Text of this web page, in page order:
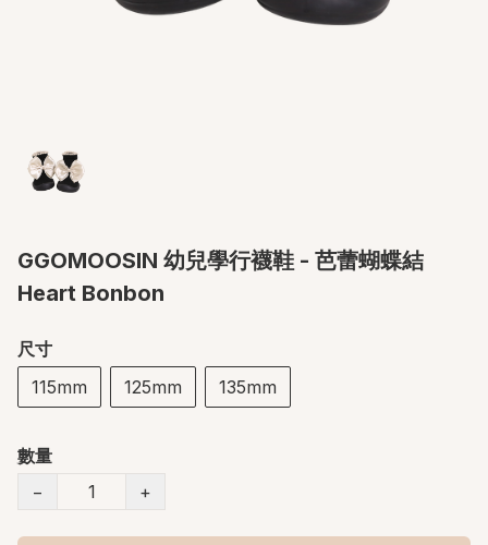
GGOMOOSIN 幼兒學行襪鞋 - 芭蕾蝴蝶結
Heart Bonbon
尺寸
115mm
125mm 135mm
數量
−
+